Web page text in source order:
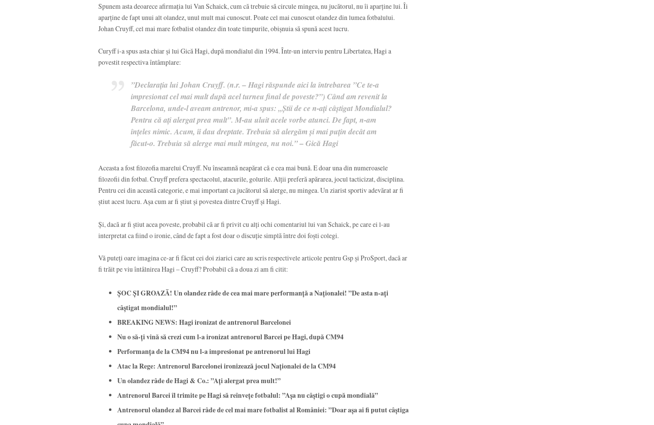
Spunem asta deoarece afirmația lui Van Schaick, cum că trebuie să circule mingea, nu jucătorul, nu îi aparține lui. Îi
aparține de fapt unui alt olandez, unul mult mai cunoscut. Poate cel mai cunoscut olandez din lumea fotbalului.
Johan Cruyff, cel mai mare fotbalist olandez din toate timpurile, obișnuia să spună acest lucru.
Curyff i-a spus asta chiar și lui Gică Hagi, după mondialul din 1994. Într-un interviu pentru Libertatea, Hagi a
povestit respectiva întâmplare:
”Declaraţia lui Johan Cruyff. (n.r. – Hagi răspunde aici la întrebarea ”Ce te-a
impresionat cel mai mult după acel turneu final de poveste?”) Când am revenit la
Barcelona, unde-l aveam antrenor, mi-a spus: „Ştii de ce n-aţi câştigat Mondialul?
Pentru că aţi alergat prea mult”. M-au uluit acele vorbe atunci. De fapt, n-am
înţeles nimic. Acum, îi dau dreptate. Trebuia să alergăm şi mai puţin decât am
făcut-o. Trebuia să alerge mai mult mingea, nu noi.” – Gică Hagi
Aceasta a fost filozofia marelui Cruyff. Nu înseamnă neapărat că e cea mai bună. E doar una din numeroasele
filozofii din fotbal. Cruyff prefera spectacolul, atacurile, golurile. Alții preferă apărarea, jocul tacticizat, disciplina.
Pentru cei din această categorie, e mai important ca jucătorul să alerge, nu mingea. Un ziarist sportiv adevărat ar fi
știut acest lucru. Așa cum ar fi știut și povestea dintre Cruyff și Hagi.
Și, dacă ar fi știut acea poveste, probabil că ar fi privit cu alți ochi comentariul lui van Schaick, pe care ei l-au
interpretat ca fiind o ironie, când de fapt a fost doar o discuție simplă între doi foști colegi.
Vă puteți oare imagina ce-ar fi făcut cei doi ziarici care au scris respectivele articole pentru Gsp și ProSport, dacă ar
fi trăit pe viu întâlnirea Hagi – Cruyff? Probabil că a doua zi am fi citit:
ȘOC ȘI GROAZĂ! Un olandez râde de cea mai mare performanță a Naționalei! ”De asta n-ați
câștigat mondialul!”
BREAKING NEWS: Hagi ironizat de antrenorul Barcelonei
Nu o să-ți vină să crezi cum l-a ironizat antrenorul Barcei pe Hagi, după CM94
Performanța de la CM94 nu l-a impresionat pe antrenorul lui Hagi
Atac la Rege: Antrenorul Barcelonei ironizează jocul Naționalei de la CM94
Un olandez râde de Hagi & Co.: ”Ați alergat prea mult!”
Antrenorul Barcei îl trimite pe Hagi să reînvețe fotbalul: ”Așa nu câștigi o cupă mondială”
Antrenorul olandez al Barcei râde de cel mai mare fotbalist al României: ”Doar așa ai fi putut câștiga